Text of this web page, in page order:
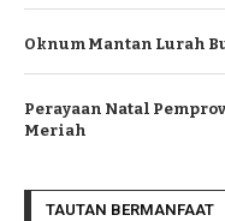
Oknum Mantan Lurah
Perayaan Natal
Meriah
TAUTAN BERMANFAAT